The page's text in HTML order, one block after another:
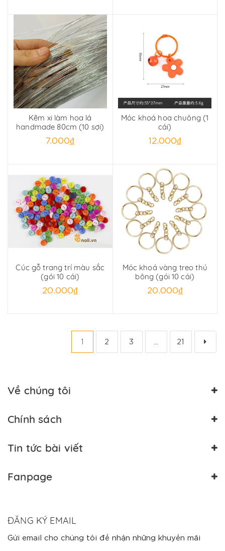
Kẽm xi làm hoa lá
handmade 80cm (10 sợi)
7.000₫
Móc khoá hoa chuông (1
cái)
12.000₫
Cúc gỗ trang trí màu sắc
(gói 10 cái)
20.000₫
Móc khoá vàng treo thú
bông (gói 10 cái)
20.000₫
1 2 3 21
Về chúng tôi
Chính sách
Tin tức bài viết
Fanpage
ĐĂNG KÝ EMAIL
Gửi email cho chúng tôi để nhận những khuyến mãi